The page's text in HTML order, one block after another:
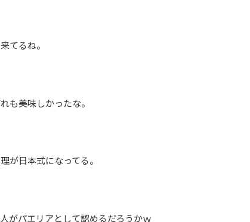
てるね。
も美味しかったな。
が日本式になってる。
がパエリアとして認めるだろうかｗ